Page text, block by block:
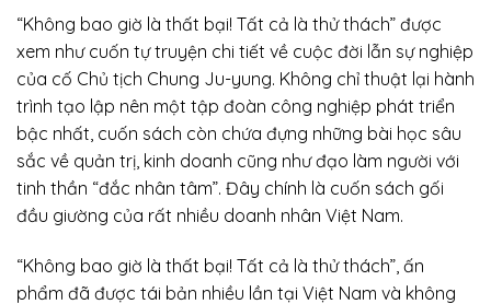
“Không bao giờ là thất bại! Tất cả là thử thách” được
xem như cuốn tự truyện chi tiết về cuộc đời lẫn sự nghiệp
của cố Chủ tịch Chung Ju-yung. Không chỉ thuật lại hành
trình tạo lập nên một tập đoàn công nghiệp phát triển
bậc nhất, cuốn sách còn chứa đựng những bài học sâu
sắc về quản trị, kinh doanh cũng như đạo làm người với
tinh thần “đắc nhân tâm”. Đây chính là cuốn sách gối
đầu giường của rất nhiều doanh nhân Việt Nam.
“Không bao giờ là thất bại! Tất cả là thử thách”, ấn
phẩm đã được tái bản nhiều lần tại Việt Nam và không